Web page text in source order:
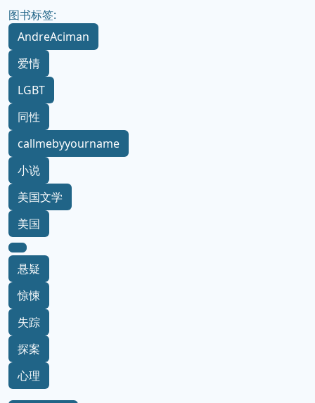
图书标签:
AndreAciman
爱情
LGBT
同性
callmebyyourname
小说
美国文学
美国
悬疑
惊悚
失踪
探案
心理